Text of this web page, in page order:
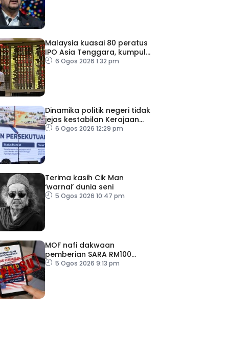
Malaysia kuasai 80 peratus
IPO Asia Tenggara, kumpul
AS$1.4 bilion separuh
6 Ogos 2026 1:32 pm
Dinamika politik negeri tidak
jejas kestabilan Kerajaan
Perpaduan Persekutuan –
6 Ogos 2026 12:29 pm
Terima kasih Cik Man
‘warnai’ dunia seni
5 Ogos 2026 10:47 pm
MOF nafi dakwaan
pemberian SARA RM100
sempena Hari Kebangsaan
5 Ogos 2026 9:13 pm